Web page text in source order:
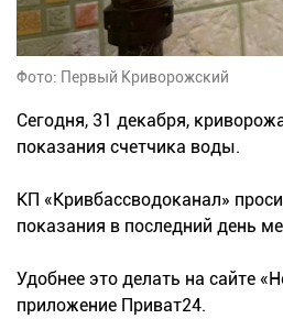
Фото: Первый Криворожский
Сегодня, 31 декабря,
показания счетчика воды.
КП «Кривбассводоканал»
показания в последний день
Удобнее это делать на сайте
приложение Приват24.